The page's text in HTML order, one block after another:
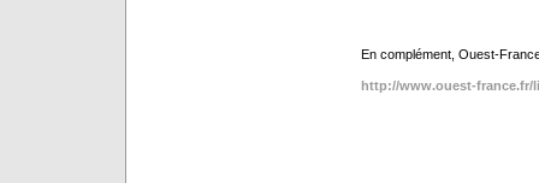
En complément, Ouest-
http://www.ouest-france.fr/